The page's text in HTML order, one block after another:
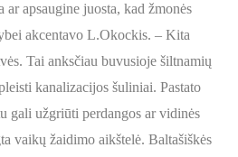
apsaugine juosta, kad žmonės
akcentavo L.Okockis. – Kita
Tai anksčiau buvusioje šiltnamių
kanalizacijos šuliniai. Pastato
gali užgriūti perdangos ar vidinės
vaikų žaidimo aikštelė. Baltašiškės